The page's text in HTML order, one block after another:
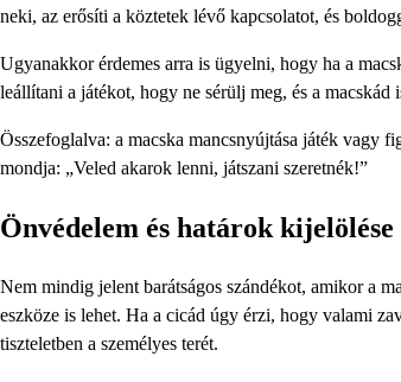
neki, az erősíti a köztetek lévő kapcsolatot, és
Ugyanakkor érdemes arra is ügyelni, hogy ha a
leállítani a játékot, hogy ne sérülj meg, és a macskád
Összefoglalva: a macska mancsnyújtása játék vagy
mondja: „Veled akarok lenni, játszani szeretnék!”
Önvédelem és határok kijelölése
Nem mindig jelent barátságos szándékot, amikor a
eszköze is lehet. Ha a cicád úgy érzi, hogy valami
tiszteletben a személyes terét.